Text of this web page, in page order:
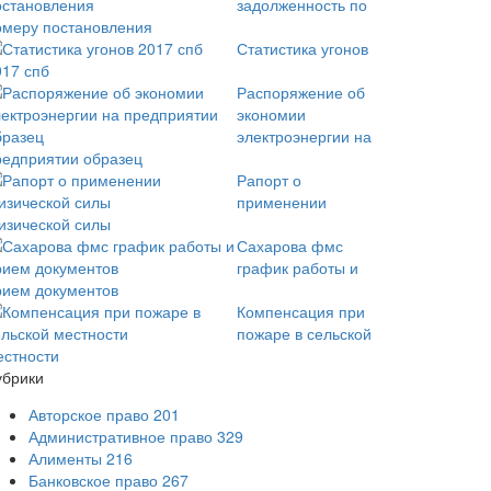
задолженность по
постановления
Статистика угонов
спб
Распоряжение об
экономии
электроэнергии на
образец
Рапорт о
применении
силы
Сахарова фмс
график работы и
документов
Компенсация при
пожаре в сельской
Авторское право 201
Административное право 329
Алименты 216
Банковское право 267